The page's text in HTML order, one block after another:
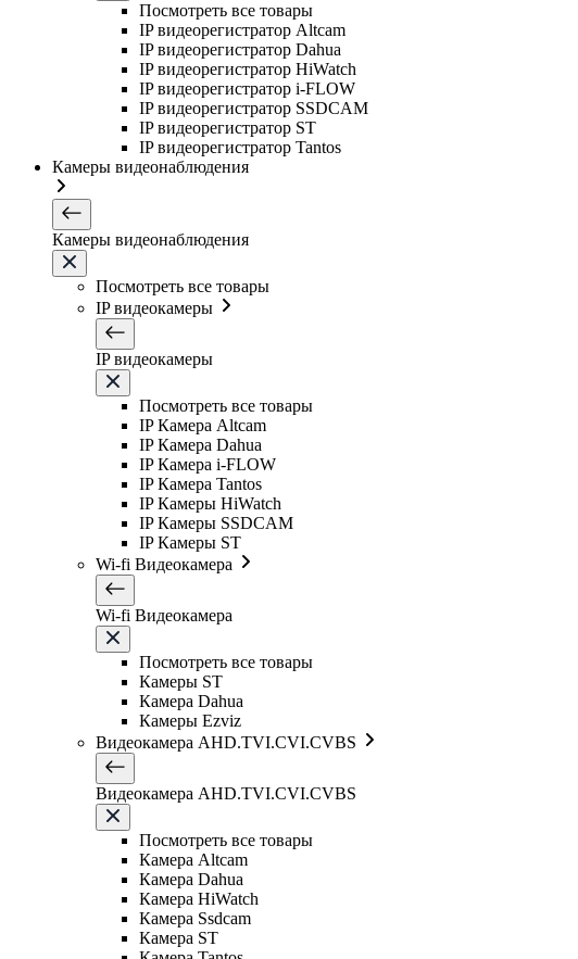
Посмотреть все товары
IP видеорегистратор Altcam
IP видеорегистратор Dahua
IP видеорегистратор HiWatch
IP видеорегистратор i-FLOW
IP видеорегистратор SSDCAM
IP видеорегистратор ST
IP видеорегистратор Tantos
Камеры видеонаблюдения
Камеры видеонаблюдения
Посмотреть все товары
IP видеокамеры
IP видеокамеры
Посмотреть все товары
IP Камера Altcam
IP Камера Dahua
IP Камера i-FLOW
IP Камера Tantos
IP Камеры HiWatch
IP Камеры SSDCAM
IP Камеры ST
Wi-fi Видеокамера
Wi-fi Видеокамера
Посмотреть все товары
Камеры ST
Камера Dahua
Камеры Ezviz
Видеокамера AHD.TVI.CVI.CVBS
Видеокамера AHD.TVI.CVI.CVBS
Посмотреть все товары
Камера Altcam
Камера Dahua
Камера HiWatch
Камера Ssdcam
Камера ST